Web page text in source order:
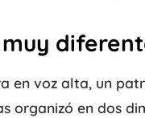
en voz alta, un
organizó en dos